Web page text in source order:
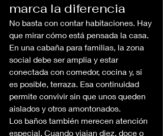
marca la diferencia
No basta con contar habitaciones. Hay
que mirar cómo está pensada la casa.
En una cabaña para familias, la zona
social debe ser amplia y estar
conectada con comedor, cocina y, si
es posible, terraza. Esa continuidad
permite convivir sin que unos queden
aislados y otros amontonados.
Los baños también merecen atención
especial. Cuando viajan diez, doce o